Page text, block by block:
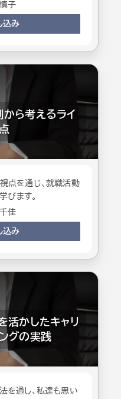
子
込み
ら考えるライ
点を通じ、就職活動
びます。
佳
込み
活かしたキャリ
グの実践
を通し、私達も思い